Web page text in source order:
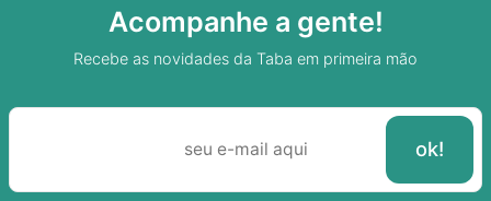
Acompanhe a gente!
Recebe as novidades da Taba em primeira mão